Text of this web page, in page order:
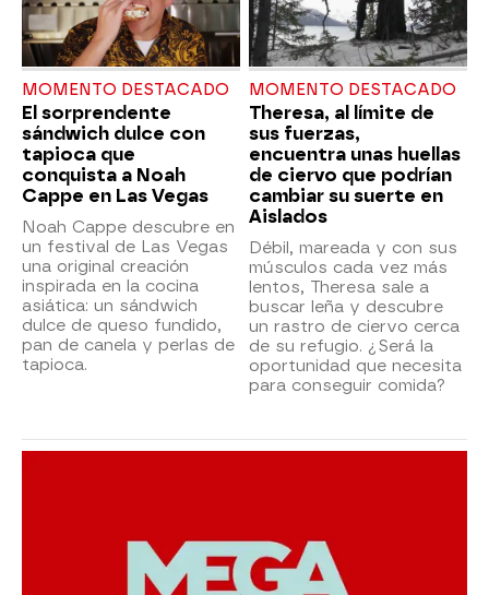
MOMENTO DESTACADO
El sorprendente
sándwich dulce con
tapioca que
conquista a Noah
Cappe en Las Vegas
Noah Cappe descubre en
un festival de Las Vegas
una original creación
inspirada en la cocina
asiática: un sándwich
dulce de queso fundido,
pan de canela y perlas de
tapioca.
MOMENTO DESTACADO
Theresa, al límite de
sus fuerzas,
encuentra unas huellas
de ciervo que podrían
cambiar su suerte en
Aislados
Débil, mareada y con sus
músculos cada vez más
lentos, Theresa sale a
buscar leña y descubre
un rastro de ciervo cerca
de su refugio. ¿Será la
oportunidad que necesita
para conseguir comida?